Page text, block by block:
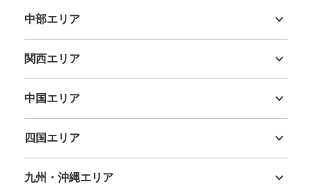
中部エリア
関西エリア
中国エリア
四国エリア
九州・沖縄エリア